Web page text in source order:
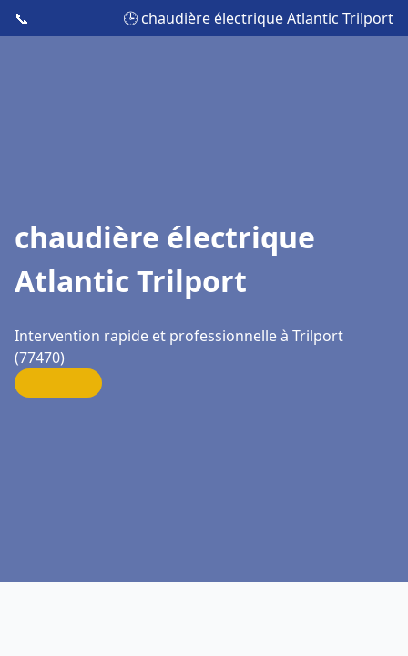
📞 🕒 chaudière électrique Atlantic Trilport
chaudière électrique
Atlantic Trilport
Intervention rapide et professionnelle à Trilport
(77470)